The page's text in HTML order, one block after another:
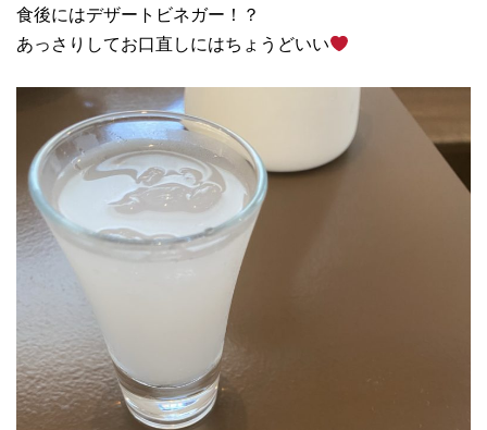
食後にはデザートビネガー！？
あっさりしてお口直しにはちょうどいい